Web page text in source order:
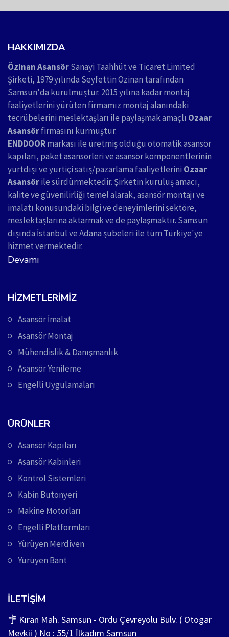
HAKKIMIZDA
Özinan AsansörSanayi Taahhüt ve Ticaret Limited
Şirketi, 1979 yılında Seyfettin Özinan tarafından
Samsun'da kurulmuştur. 2015 yılına kadar montaj
faaliyetlerini yürüten firmamız montaj alanındaki
tecrübelerini meslektaşları ile paylaşmak amaçlı Ozaar
Asansörfirmasını kurmuştur.
ENDDOORmarkası ile üretmiş olduğu otomatik asansör
kapıları, paket asansörleri ve asansör komponentlerinin
yurtdışı ve yurtiçi satış/pazarlama faaliyetlerini Ozaar
Asansörile sürdürmektedir. Şirketin kuruluş amacı,
kalite ve güvenilirliği temel alarak, asansör montajı ve
imalatı konusundaki bilgi ve deneyimlerini sektöre,
meslektaşlarına aktarmak ve de paylaşmaktır. Samsun
dışında İstanbul ve Adana şubeleri ile tüm Türkiye'ye
hizmet vermektedir.
Devamı
HIZMETLERIMIZ
Asansör İmalat
Asansör Montaj
Mühendislik & Danışmanlık
Asansör Yenileme
Engelli Uygulamaları
ÜRÜNLER
Asansör Kapıları
Asansör Kabinleri
Kontrol Sistemleri
Kabin Butonyeri
Makine Motorları
Engelli Platformları
Yürüyen Merdiven
Yürüyen Bant
İLETIŞIM
Kıran Mah. Samsun - Ordu Çevreyolu Bulv. ( Otogar
Mevkii ) No : 55/1 İlkadım Samsun